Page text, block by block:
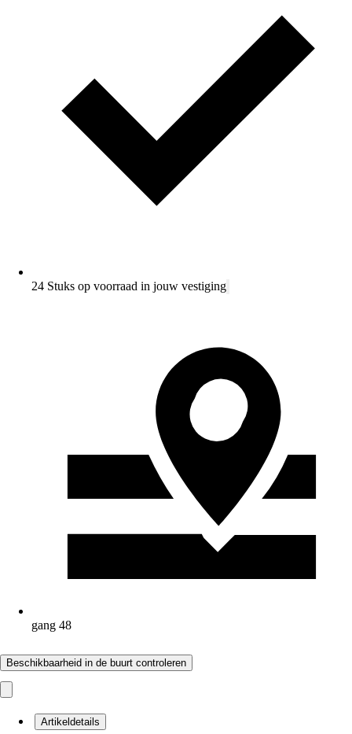
24 Stuks op voorraad in jouw vestiging
gang 48
Beschikbaarheid in de buurt controleren
Artikeldetails